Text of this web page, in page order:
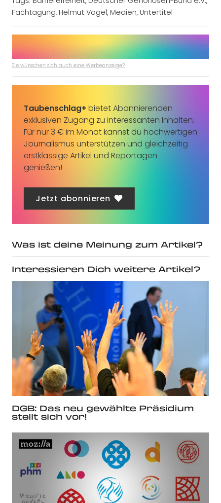
Fachtagung, Helmut Vogel, Medien, Untertitel
Sie wünschen sich auch eine Werbeanzeige?
Taubenschlag+ bietet Abonnierenden
exklusiven Zugang zu interessanten Inhalten.
Für nur 3 € im Monat kannst du hochwertigen
Journalismus unterstützen und gleichzeitig
erstklassige Artikel und Reportagen
genießen!
Jetzt abonnieren
Was ist deine Meinung zum Artikel?
Interessieren Dich weitere Artikel?
DGB: Das neu gewählte Präsidium
stellt sich vor!